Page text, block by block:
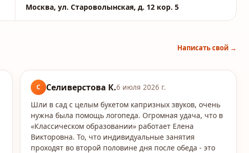
Москва, ул. Староволынская, д. 12 кор. 5
Написать свой →
С Селиверстова К.6 июля 2026 г.
Шли в сад с целым букетом капризных звуков, очень
нужна была помощь логопеда. Огромная удача, что в
«Классическом образовании» работает Елена
Викторовна. То, что индивидуальные занятия
проходят во второй половине дня после обеда - это